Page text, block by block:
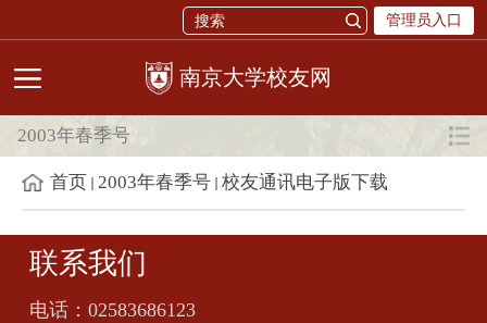
管理员入口
校友网
2003年春季号
首页 2003年春季号 校友通讯电子版下载
联系我们
电话： 02583686123